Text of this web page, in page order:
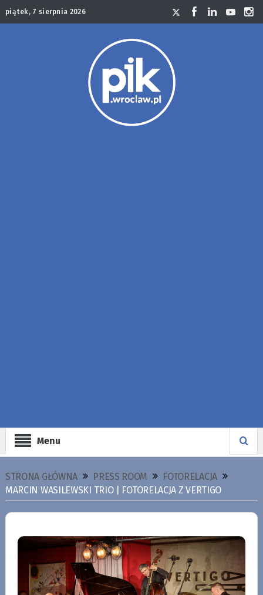
piątek, 7 sierpnia 2026
Menu
STRONA GŁÓWNA PRESS ROOM
FOTORELACJA
MARCIN WASILEWSKI TRIO | FOTORELACJA Z VERTIGO